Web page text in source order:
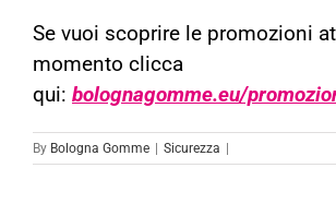
Se vuoi scoprire le promozioni
momento clicca
qui: bolognagomme.eu/
By Bologna Gomme Sicurezza